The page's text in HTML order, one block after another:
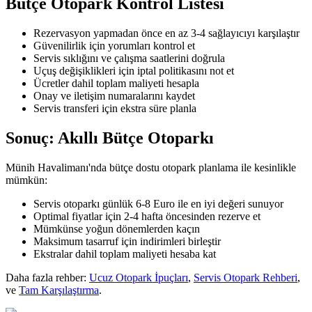
Bütçe Otopark Kontrol Listesi
Rezervasyon yapmadan önce en az 3-4 sağlayıcıyı karşılaştır
Güvenilirlik için yorumları kontrol et
Servis sıklığını ve çalışma saatlerini doğrula
Uçuş değişiklikleri için iptal politikasını not et
Ücretler dahil toplam maliyeti hesapla
Onay ve iletişim numaralarını kaydet
Servis transferi için ekstra süre planla
Sonuç: Akıllı Bütçe Otoparkı
Münih Havalimanı'nda bütçe dostu otopark planlama ile kesinlikle
mümkün:
Servis otoparkı günlük 6-8 Euro ile en iyi değeri sunuyor
Optimal fiyatlar için 2-4 hafta öncesinden rezerve et
Mümkünse yoğun dönemlerden kaçın
Maksimum tasarruf için indirimleri birleştir
Ekstralar dahil toplam maliyeti hesaba kat
Daha fazla rehber: Ucuz Otopark İpuçları, Servis Otopark Rehberi,
ve Tam Karşılaştırma.